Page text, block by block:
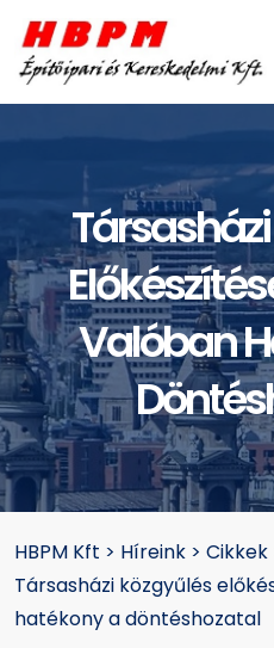
Valóban
HBPM Kft > Híreink > Cikkek
Társasházi közgyűlés
hatékony a döntéshozatal